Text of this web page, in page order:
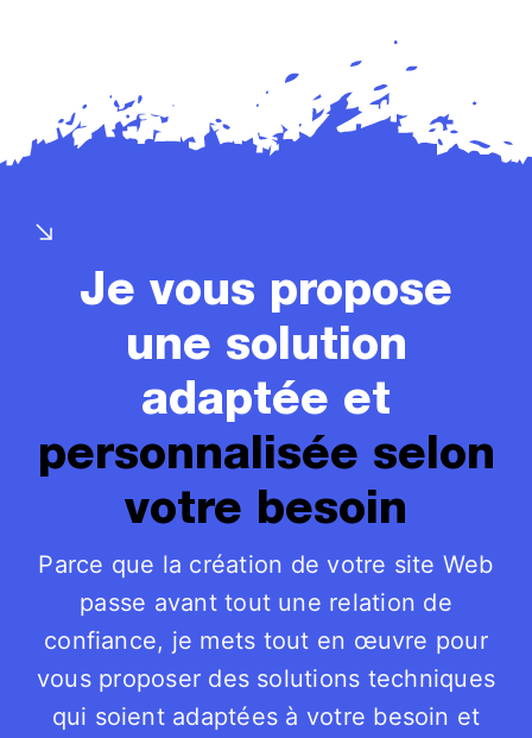
Je vous propose
une solution
adaptée et
personnalisée selon
votre besoin
Parce que la création de votre site Web
passe avant tout une relation de
confiance, je mets tout en œuvre pour
vous proposer des solutions techniques
qui soient adaptées à votre besoin et